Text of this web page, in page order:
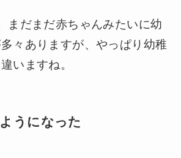
まだまだ赤ちゃんみたいに幼
々ありますが、やっぱり幼稚
いますね。
うになった